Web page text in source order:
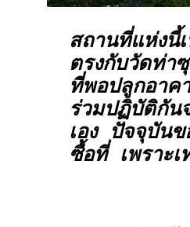
สถานที่แห่งนี้
ตรงกับวัดท่า
ที่พอปลูกอาค
ร่วมปฏิบัติกัน
เอง ปัจจุบันข
ซื้อที่ เพราะเ